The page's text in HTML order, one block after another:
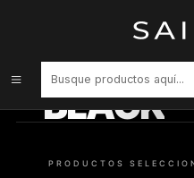
BLACK
PRODUCTOS